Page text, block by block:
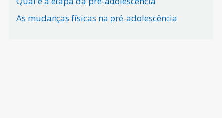
As mudanças físicas na pré-adolescência